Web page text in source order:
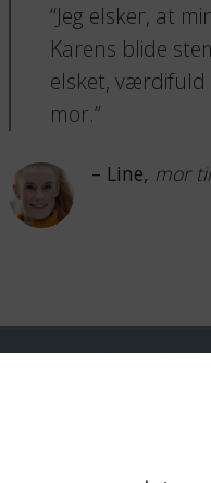
“Jeg elsker, at
Karens blide
elsket, værdifuld
mor.”
– Line, mor
fra
I VERDEN – EN